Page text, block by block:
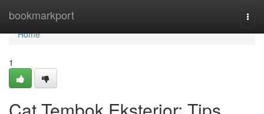
bookmarkport
Home
Home
1